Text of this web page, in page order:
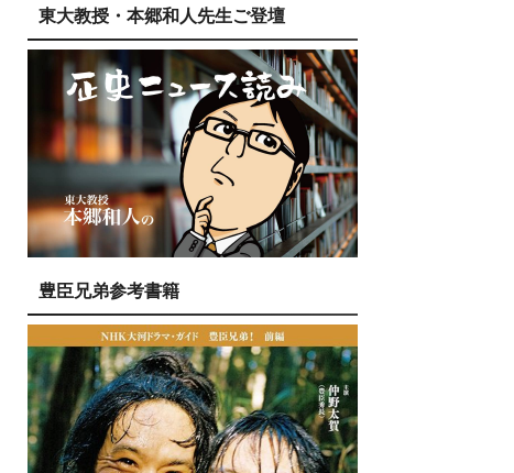
東大教授・本郷和人先生ご登壇
豊臣兄弟参考書籍